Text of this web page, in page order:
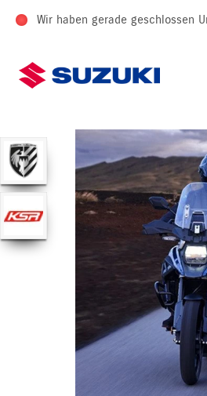
Wir haben gerade geschlossen